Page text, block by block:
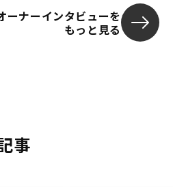
ーナーインタビューを
もっと見る
事